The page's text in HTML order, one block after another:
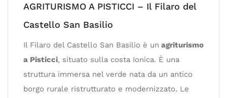
AGRITURISMO A PISTICCI – Il Filaro del
Castello San Basilio
Il Filaro del Castello San Basilio è un agriturismo
a Pisticci, situato sulla costa Ionica. È una
struttura immersa nel verde nata da un antico
borgo rurale ristrutturato e modernizzato. Le